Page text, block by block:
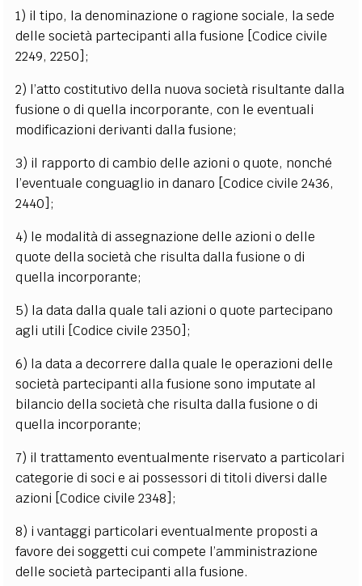
1) il tipo, la denominazione o ragione sociale, la sede
delle società partecipanti alla fusione [Codice civile
2249, 2250];
2) l’atto costitutivo della nuova società risultante dalla
fusione o di quella incorporante, con le eventuali
modificazioni derivanti dalla fusione;
3) il rapporto di cambio delle azioni o quote, nonché
l’eventuale conguaglio in danaro [Codice civile 2436,
2440];
4) le modalità di assegnazione delle azioni o delle
quote della società che risulta dalla fusione o di
quella incorporante;
5) la data dalla quale tali azioni o quote partecipano
agli utili [Codice civile 2350];
6) la data a decorrere dalla quale le operazioni delle
società partecipanti alla fusione sono imputate al
bilancio della società che risulta dalla fusione o di
quella incorporante;
7) il trattamento eventualmente riservato a particolari
categorie di soci e ai possessori di titoli diversi dalle
azioni [Codice civile 2348];
8) i vantaggi particolari eventualmente proposti a
favore dei soggetti cui compete l’amministrazione
delle società partecipanti alla fusione.